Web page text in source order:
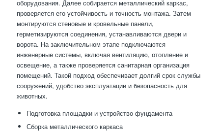
оборудования. Далее собирается металлический каркас,
проверяется его устойчивость и точность монтажа. Затем
монтируются стеновые и кровельные панели,
герметизируются соединения, устанавливаются двери и
ворота. На заключительном этапе подключаются
инженерные системы, включая вентиляцию, отопление и
освещение, а также проверяется санитарная организация
помещений. Такой подход обеспечивает долгий срок службы
сооружений, удобство эксплуатации и безопасность для
животных.
Подготовка площадки и устройство фундамента
Сборка металлического каркаса